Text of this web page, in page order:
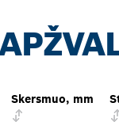
Skersmuo, mm